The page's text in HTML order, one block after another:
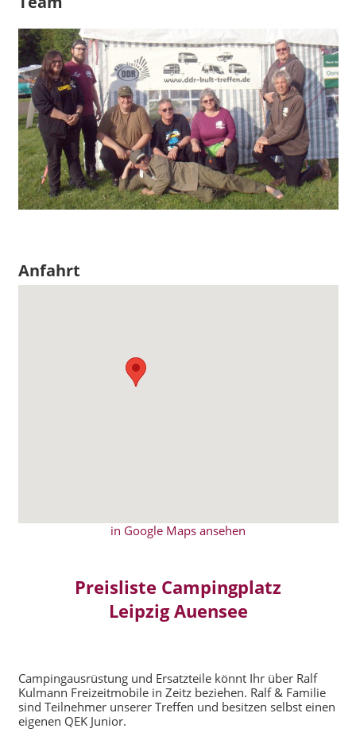
Anfahrt
in Google Maps ansehen
Preisliste Campingplatz
Leipzig Auensee
Campingausrüstung und Ersatzteile könnt Ihr über Ralf
Kulmann Freizeitmobile in Zeitz beziehen. Ralf & Familie
sind Teilnehmer unserer Treffen und besitzen selbst einen
eigenen QEK Junior.